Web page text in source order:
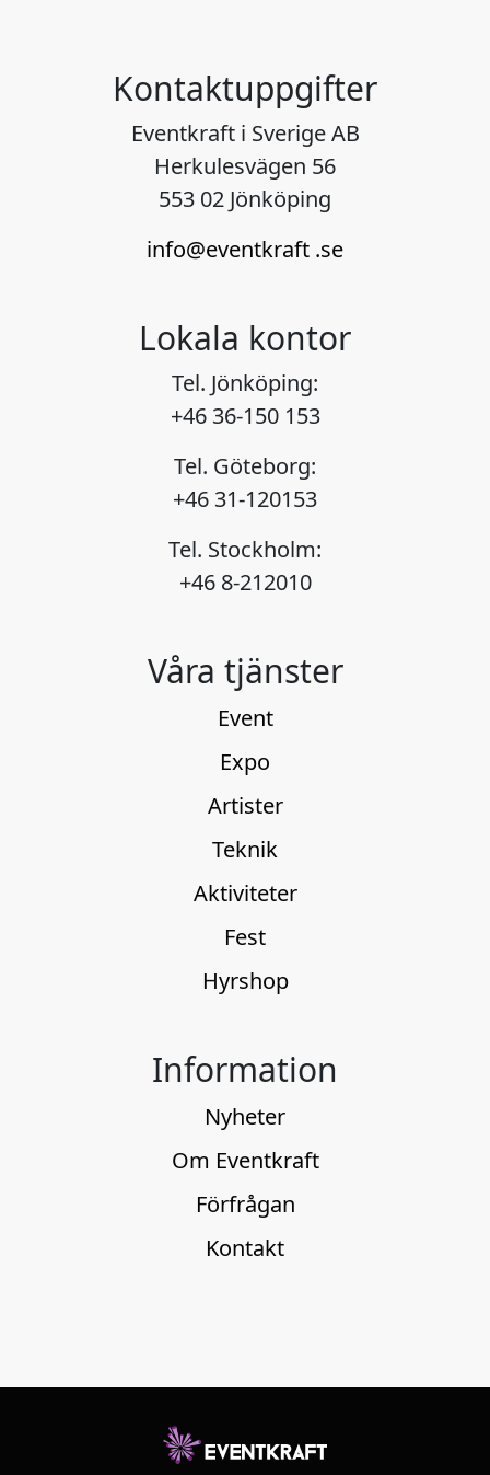
Kontaktuppgifter
Eventkraft i Sverige AB
Herkulesvägen 56
553 02 Jönköping
info@eventkraft .se
Lokala kontor
Tel. Jönköping:
+46 36-150 153
Tel. Göteborg:
+46 31-120153
Tel. Stockholm:
+46 8-212010
Våra tjänster
Event
Expo
Artister
Teknik
Aktiviteter
Fest
Hyrshop
Information
Nyheter
Om Eventkraft
Förfrågan
Kontakt